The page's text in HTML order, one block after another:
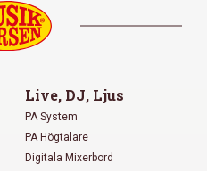
Live, DJ, Ljus
PA System
PA Högtalare
Digitala Mixerbord